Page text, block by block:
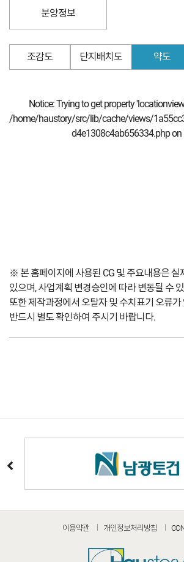
분양정보
조감도 단지배치도 약도
Notice: Trying to get property
/home/haustory/src/lib/cache/views/
d4e1308c4ab656334.phpon
※ 본 홈페이지에 사용된 CG 및 주요내용은 실
있으며, 사업계획 변경승인에 따라 변동될 수
또한 제작과정에서 오탈자 및 수치표기 오류가
반드시 별도 확인하여 주시기 바랍니다.
이용약관 개인정보처리방침